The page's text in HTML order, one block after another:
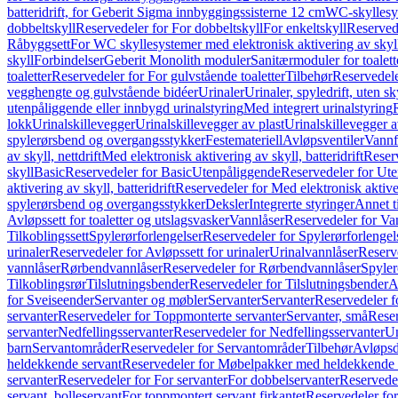
batteridrift, for Geberit Sigma innbyggingssisterne 12 cmWC-
dobbeltskyllReservedeler for For dobbeltskyllFor enkeltskyll
RåbyggsettFor WC skyllesystemer med elektronisk aktivering av
skyllForbindelserGeberit Monolith modulerSanitærmoduler for
toaletterReservedeler for For gulvstående toaletterTilbehør
vegghengte og gulvstående bidéerUrinalerUrinaler, spyledrift, uten
utenpåliggende eller innbygd urinalstyringMed integrert urinalstyring
lokkUrinalskilleveggerUrinalskillevegger av plastUrinalskillevegger
spylerørsbend og overgangsstykkerFestemateriellAvløpsventiler
av skyll, nettdriftMed elektronisk aktivering av skyll, batteridrift
skyllBasicReservedeler for BasicUtenpåliggendeReservedeler for
aktivering av skyll, batteridriftReservedeler for Med elektronisk
spylerørsbend og overgangsstykkerDekslerIntegrerte styringerAnnet
Avløpssett for toaletter og utslagsvaskerVannlåserReservedeler for
TilkoblingssettSpylerørforlengelserReservedeler for
urinalerReservedeler for Avløpssett for urinalerUrinalvannlåser
vannlåserRørbendvannlåserReservedeler for Rørbendvannlåser
TilkoblingsrørTilslutningsbenderReservedeler for Tilslutningsbender
for SveiseenderServanter og møblerServanterServanterReservedeler
servanterReservedeler for Toppmonterte servanterServanter, små
servanterNedfellingsservanterReservedeler for Nedfellingsservanter
barnServantområderReservedeler for ServantområderTilbehør
heldekkende servantReservedeler for Møbelpakker med heldekkende
servanterReservedeler for For servanterFor dobbelservanter